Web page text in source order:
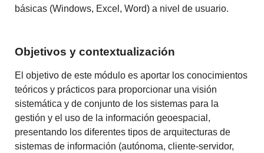
básicas (Windows, Excel, Word) a nivel de usuario.
Objetivos y contextualización
El objetivo de este módulo es aportar los conocimientos
teóricos y prácticos para proporcionar una visión
sistemática y de conjunto de los sistemas para la
gestión y el uso de la información geoespacial,
presentando los diferentes tipos de arquitecturas de
sistemas de información (autónoma, cliente-servidor,